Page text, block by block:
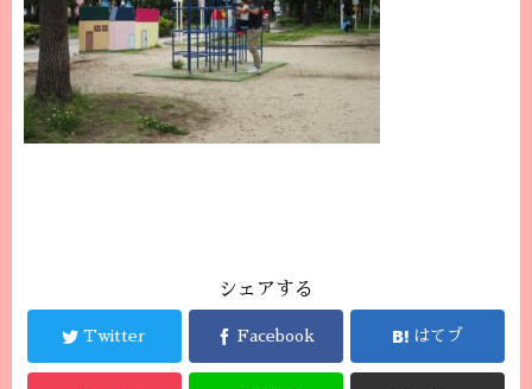
シェアする
Twitter Facebook はてブ